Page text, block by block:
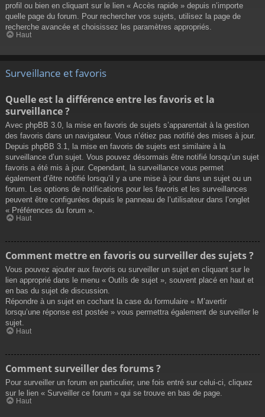
profil ou bien en cliquant sur le lien « Accès rapide » depuis n’importe
quelle page du forum. Pour rechercher vos sujets, utilisez la page de
recherche avancée et choisissez les paramètres appropriés.
Haut
Surveillance et favoris
Quelle est la différence entre les favoris et la
surveillance ?
Avec phpBB 3.0, la mise en favoris de sujets s’apparentait à la gestion
des favoris dans un navigateur. Vous n’étiez pas notifié des mises à jour.
Depuis phpBB 3.1, la mise en favoris de sujets est similaire à la
surveillance d’un sujet. Vous pouvez désormais être notifié lorsqu’un sujet
favoris a été mis à jour. Cependant, la surveillance vous permet
également d’être notifié lorsqu’il y a une mise à jour dans un sujet ou un
forum. Les options de notifications pour les favoris et les surveillances
peuvent être configurées depuis le panneau de l’utilisateur dans l’onglet
« Préférences du forum ».
Haut
Comment mettre en favoris ou surveiller des sujets ?
Vous pouvez ajouter aux favoris ou surveiller un sujet en cliquant sur le
lien approprié dans le menu « Outils de sujet », souvent placé en haut et
en bas du sujet de discussion.
Répondre à un sujet en cochant la case du formulaire « M’avertir
lorsqu’une réponse est postée » vous permettra également de surveiller le
sujet.
Haut
Comment surveiller des forums ?
Pour surveiller un forum en particulier, une fois entré sur celui-ci, cliquez
sur le lien « Surveiller ce forum » qui se trouve en bas de page.
Haut